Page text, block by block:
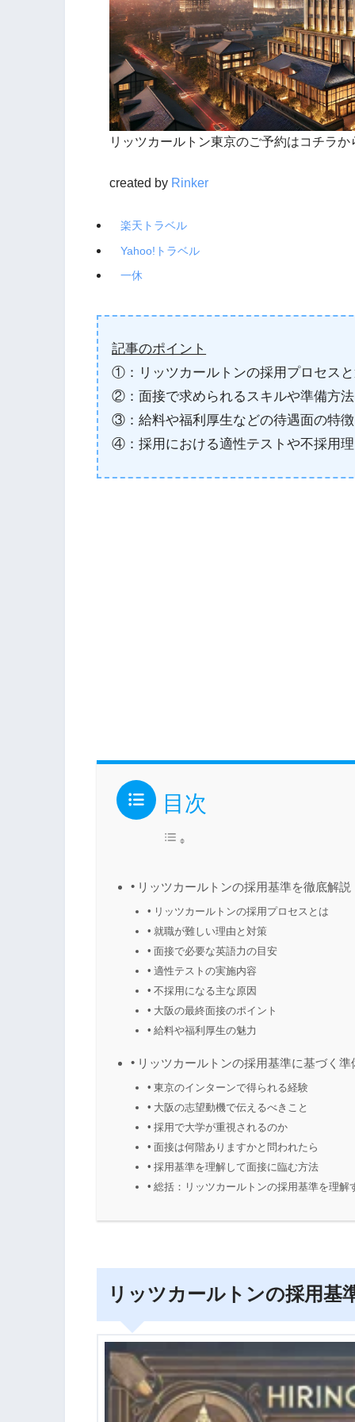
リッツカールトン東京のご予約はコチラか
created by Rinker
楽天トラベル
Yahoo!トラベル
一休
記事のポイント
①：リッツカールトンの採用プロセス
②：面接で求められるスキルや準備方法
③：給料や福利厚生などの待遇面の特徴
④：採用における適性テストや不採用
目次
リッツカールトンの採用基準を徹底解説
リッツカールトンの採用プロセスとは
就職が難しい理由と対策
面接で必要な英語力の目安
適性テストの実施内容
不採用になる主な原因
大阪の最終面接のポイント
給料や福利厚生の魅力
リッツカールトンの採用基準に基づく準
東京のインターンで得られる経験
大阪の志望動機で伝えるべきこと
採用で大学が重視されるのか
面接は何階ありますかと問われたら
採用基準を理解して面接に臨む方法
総括：リッツカールトンの採用基準を理解
リッツカールトンの採用基